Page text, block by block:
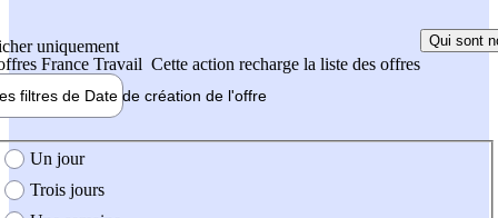
uniquement
France Travail Cette action recharge la liste des offres
Qui sont
filtres de Date de création de l'offre
création de l'offre
Un jour
Trois jours